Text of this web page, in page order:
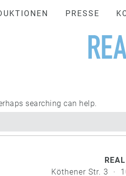
PRESSE
searching can help.
Köthener Str. 3 ·